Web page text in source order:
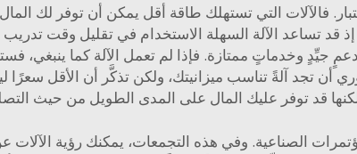
فالآلات التي تستهلك طاقة أقل يمكن أن توفر لك
إذ قد تساعد الآلة السهلة الاستخدام في تقليل وقت
جيِّدٍ وخدماتٍ ممتازة. فإذا لم تعمل الآلة كما
أن تجد آلةً تناسب ميزانيتك، ولكن تذكَّر أن الأقل سعرًا
لكنها قد توفر عليك المال على المدى الطويل من حيث
الصناعية. وفي هذه التجمعات، يمكنك رؤية